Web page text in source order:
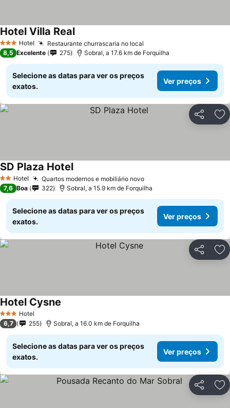
3 EstrelasHotel Restaurante churrascaria no local
Hotel Villa RealVer preços
8,5 Excelente 275 Sobral, a 17.6 km de Forquilha
Selecione as datas para ver os preços
exatos.
Ver preços
Partilhar
2 Estrelas
Hotel Quartos modernos e mobiliário novoVer preços
SD Plaza HotelVer preços
7,6 Boa 322 Sobral, a 15.9 km de Forquilha
Selecione as datas para ver os preços
exatos.
Ver preços
Partilhar
3 EstrelasHotel
Hotel Cysne
6,7 255 Sobral, a 16.0 km de Forquilha
Selecione as datas para ver os preços
exatos.
Ver preços
Partilhar